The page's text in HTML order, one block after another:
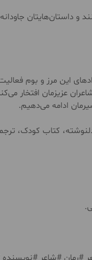
و داستان‌هایتان
این مرز و بوم
عزیزمان افتخار
ادامه می‌دهیم.
کتاب کودک،